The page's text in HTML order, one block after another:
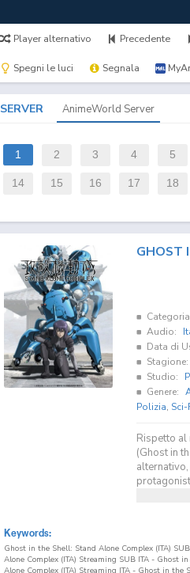
Player alternativo Precedente
Spegni le luci Segnala
SERVER AnimeWorld Server
1 2 3 4 5
14 15 16 17 18
GHOST
Audio:
Data di
Stagione:
Studio:
Genere:
Polizia, Sci-
Rispetto al
(Ghost in
Keywords:
Ghost in the Shell: Stand Alone Complex (ITA)
Alone Complex (ITA) Streaming SUB ITA - Ghost
Alone Complex (ITA) Streaming ITA - Ghost in the